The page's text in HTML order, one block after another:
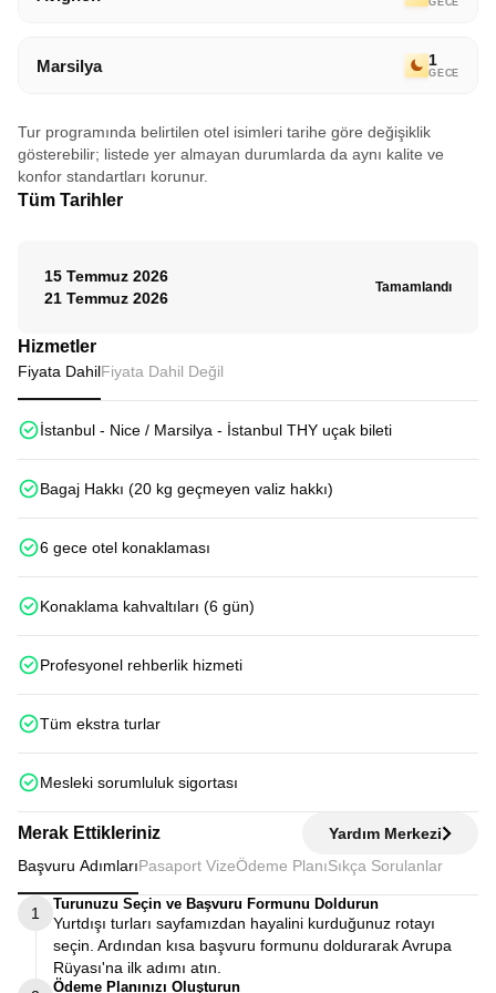
Marsilya 1
GECE
Tur programında belirtilen otel isimleri tarihe göre değişiklik
gösterebilir; listede yer almayan durumlarda da aynı kalite ve
konfor standartları korunur.
Tüm Tarihler
15 Temmuz 2026
21 Temmuz 2026
Tamamlandı
Hizmetler
Fiyata DahilFiyata Dahil Değil
İstanbul - Nice / Marsilya - İstanbul THY uçak bileti
Bagaj Hakkı (20 kg geçmeyen valiz hakkı)
6 gece otel konaklaması
Konaklama kahvaltıları (6 gün)
Profesyonel rehberlik hizmeti
Tüm ekstra turlar
Mesleki sorumluluk sigortası
Merak Ettikleriniz
Yardım Merkezi
Başvuru AdımlarıPasaport VizeÖdeme Planı Sıkça Sorulanlar
1
Turunuzu Seçin ve Başvuru Formunu Doldurun
Yurtdışı turları sayfamızdan hayalini kurduğunuz rotayı
seçin. Ardından kısa başvuru formunu doldurarak Avrupa
Rüyası'na ilk adımı atın.
Ödeme Planınızı Oluşturun